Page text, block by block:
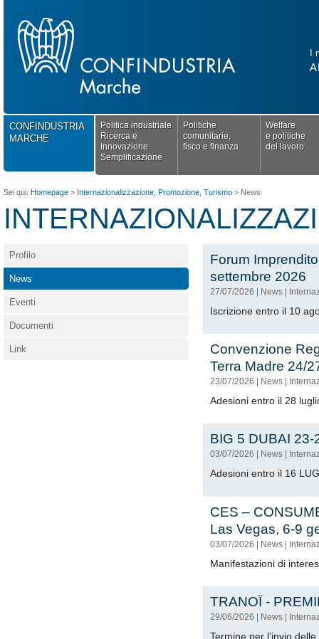
CONFINDUSTRIA
MARCHE
Politica industriale
Ricerca e
Innovazione
Semplificazione
Politiche
comunitarie,
fisco e finanza
Welfare
e politiche
del lavoro
Sei qui: Homepage > Internazionalizzazione, Promozione, Turismo > News
Forum
settembre 2026
27/07/2026 News
Iscrizione entro il 10
Convenzione
Terra Madre 24/
23/07/2026 News
Adesioni entro il 28
BIG 5 DUBAI
03/07/2026 News
Adesioni entro il 16
CES –
Las Vegas, 6-9
03/07/2026 | News |
Manifestazioni di
TRANOÏ -
29/06/2026 | News |
Termine per l’invio
Profilo
News
Eventi
Documenti
Link